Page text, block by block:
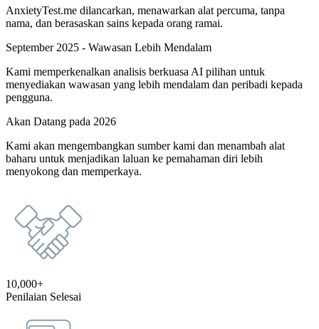
AnxietyTest.me dilancarkan, menawarkan alat percuma, tanpa
nama, dan berasaskan sains kepada orang ramai.
September 2025 - Wawasan Lebih Mendalam
Kami memperkenalkan analisis berkuasa AI pilihan untuk
menyediakan wawasan yang lebih mendalam dan peribadi kepada
pengguna.
Akan Datang pada 2026
Kami akan mengembangkan sumber kami dan menambah alat
baharu untuk menjadikan laluan ke pemahaman diri lebih
menyokong dan memperkaya.
10,000+
Penilaian Selesai